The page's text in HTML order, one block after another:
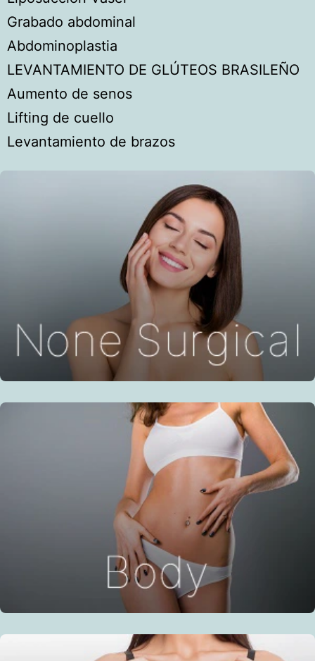
Grabado abdominal
Abdominoplastia
LEVANTAMIENTO DE GLÚTEOS BRASILEÑO
Aumento de senos
Lifting de cuello
Levantamiento de brazos